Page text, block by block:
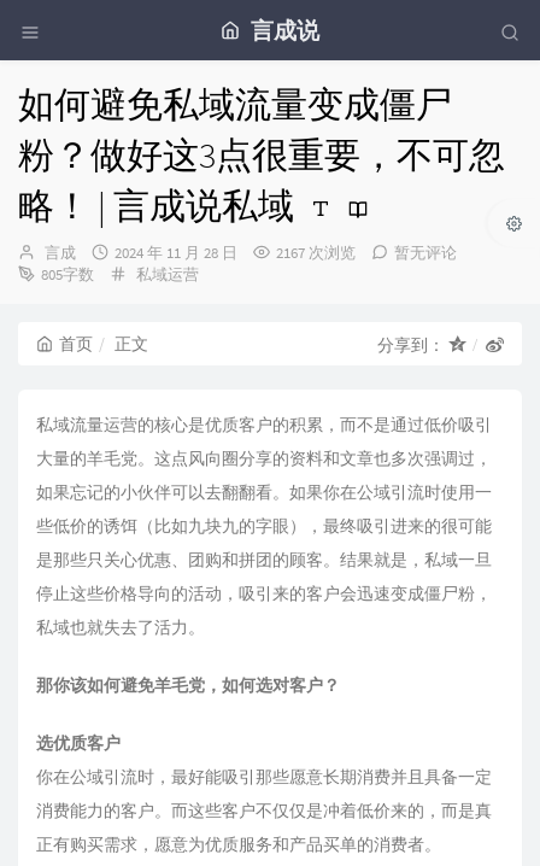
言成说
如何避免私域流量变成僵尸
粉？做好这3点很重要，不可忽
略！ | 言成说私域
博
主：
言成
发
布
2024 年 11 月 28 日 2167 次浏览
暂无评论
805字数
分
私域运营
首页 正文 分享到：
私域流量运营的核心是优质客户的积累，而不是通过低价吸引
大量的羊毛党。这点风向圈分享的资料和文章也多次强调过，
如果忘记的小伙伴可以去翻翻看。如果你在公域引流时使用一
些低价的诱饵（比如九块九的字眼），最终吸引进来的很可能
是那些只关心优惠、团购和拼团的顾客。结果就是，私域一旦
停止这些价格导向的活动，吸引来的客户会迅速变成僵尸粉，
私域也就失去了活力。
那你该如何避免羊毛党，如何选对客户？
选优质客户
你在公域引流时，最好能吸引那些愿意长期消费并且具备一定
消费能力的客户。而这些客户不仅仅是冲着低价来的，而是真
正有购买需求，愿意为优质服务和产品买单的消费者。